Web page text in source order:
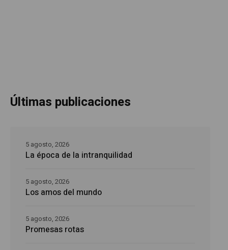
Últimas publicaciones
La época de la intranquilidad
5 agosto, 2026
Los amos del mundo
5 agosto, 2026
Promesas rotas
5 agosto, 2026